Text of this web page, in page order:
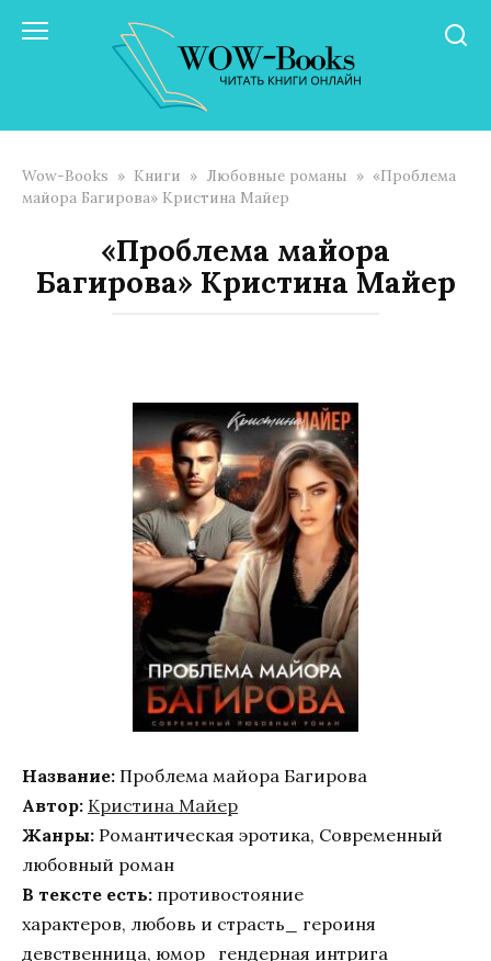
Wow-Books » Книги » Любовные романы » «Проблема
майора Багирова» Кристина Майер
«Проблема майора
Багирова» Кристина Майер
Название: Проблема майора Багирова
Автор: Кристина Майер
Жанры: Романтическая эротика, Современный
любовный роман
В тексте есть: противостояние
характеров, любовь и страсть_ героиня
девственница, юмор_гендерная интрига